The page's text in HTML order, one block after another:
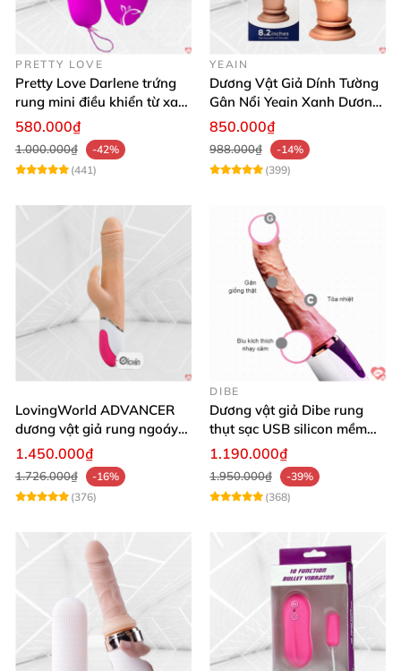
PRETTY LOVE
Pretty Love Darlene trứng
rung mini điều khiển từ xa
12 chế độ rung mạnh
580.000₫
1.000.000₫
-42%
(441)
YEAIN
Dương Vật Giả Dính Tường
Gân Nổi Yeain Xanh Dương
8.2 Siêu Thật
850.000₫
988.000₫
-14%
(399)
LovingWorld ADVANCER
dương vật giả rung ngoáy
thụt 7 chế độ
1.450.000₫
1.726.000₫
-16%
(376)
DIBE
Dương vật giả Dibe rung
thụt sạc USB silicon mềm
mại thật
1.190.000₫
1.950.000₫
-39%
(368)